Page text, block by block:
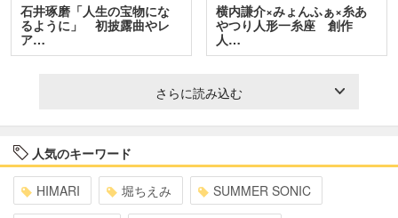
石井琢磨「人生の宝物にな
るように」 初披露曲やレ
ア…
横内謙介×みょんふぁ×糸あ
やつり人形一糸座 創作
人…
さらに読み込む
人気のキーワード
HIMARI 堀ちえみ SUMMER SONIC